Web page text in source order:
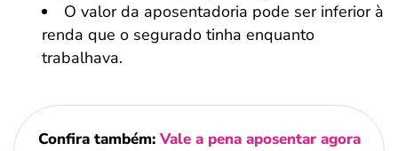
O valor da aposentadoria pode ser inferior à
renda que o segurado tinha enquanto
trabalhava.
Confira também: Vale a pena aposentar agora